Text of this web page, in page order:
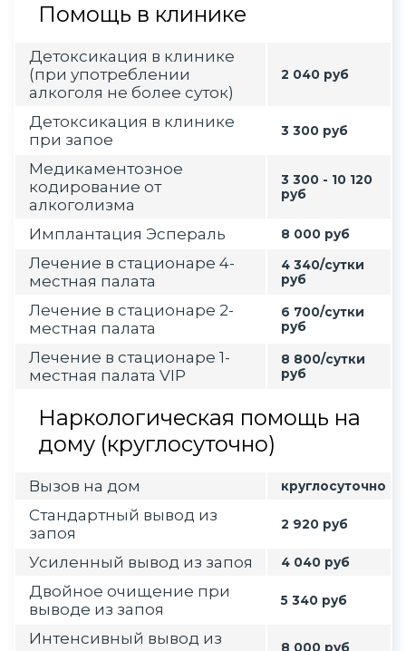
Помощь в клинике
Детоксикация в клинике
(при употреблении
алкоголя не более суток)
2 040 руб
Детоксикация в клинике
при запое
3 300 руб
Медикаментозное
кодирование от
алкоголизма
3 300 - 10 120
руб
Имплантация Эспераль 8 000 руб
Лечение в стационаре 4-
местная палата
4 340/сутки
руб
Лечение в стационаре 2-
местная палата
6 700/сутки
руб
Лечение в стационаре 1-
местная палата VIP
8 800/сутки
руб
Наркологическая помощь на
дому (круглосуточно)
Вызов на дом круглосуточно
Стандартный вывод из
запоя
2 920 руб
Усиленный вывод из запоя 4 040 руб
Двойное очищение при
выводе из запоя
5 340 руб
Интенсивный вывод из
8 000 руб